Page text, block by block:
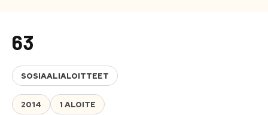
63
SOSIAALIALOITTEET
2014 1 ALOITE